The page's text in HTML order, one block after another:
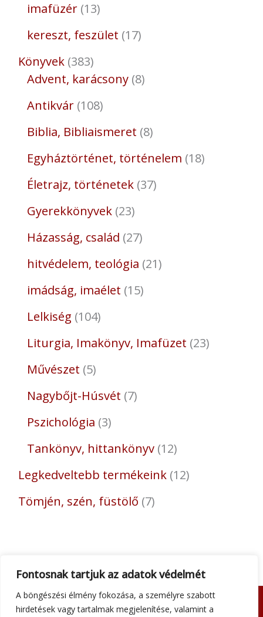
Fontosnak tartjuk az adatok védelmét
A böngészési élmény fokozása, a személyre szabott
hirdetések vagy tartalmak megjelenítése, valamint a
imafüzér 13
kereszt, feszület 17
Könyvek 383
Advent, karácsony 8
Antikvár 108
Biblia, Bibliaismeret 8
Egyháztörténet, történelem 18
Életrajz, történetek 37
Gyerekkönyvek 23
Házasság, család 27
hitvédelem, teológia 21
imádság, imaélet 15
Lelkiség 104
Liturgia, Imakönyv, Imafüzet 23
Művészet 5
Nagybőjt-Húsvét 7
Pszichológia 3
Tankönyv, hittankönyv 12
Legkedveltebb termékeink 12
Tömjén, szén, füstölő 7